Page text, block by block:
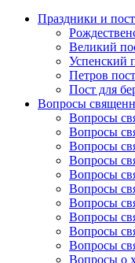
Праздники и
Великий
Успенский
Петров пост
Пост для
Вопросы
Вопросы
Вопросы
Вопросы
Вопросы
Вопросы
Вопросы
Вопросы
Вопросы
Вопросы
Вопросы
Вопросы о